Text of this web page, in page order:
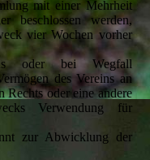
mit einer Mehrheit
beschlossen werden,
vier Wochen vorher
oder bei Wegfall
des Vereins an
Rechts oder eine andere
Verwendung für
zur Abwicklung der